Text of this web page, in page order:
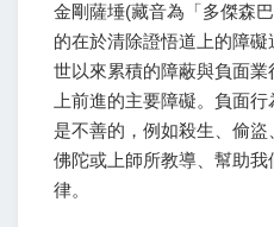
金剛薩埵(藏音為「多傑森
的在於清除證悟道上的障
世以來累積的障蔽與負面
上前進的主要障礙。負面
是不善的，例如殺生、偷
佛陀或上師所教導、幫助
律。